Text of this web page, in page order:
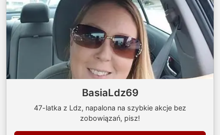
BasiaLdz69
47-latka z Ldz, napalona na szybkie akcje bez
zobowiązań, pisz!